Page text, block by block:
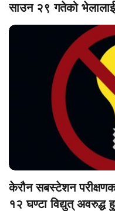
साउन २९ गतेको भेलालाई
केरौन सबस्टेशन
१२ घण्टा विद्युत् अवरुद्ध